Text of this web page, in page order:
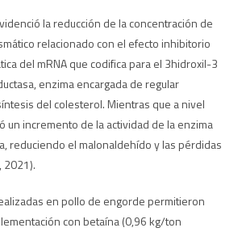
la reducción de la concentración de
relacionado con el efecto inhibitorio
del mRNA que codifica para el 3hidroxil-3
enzima encargada de regular
del colesterol. Mientras que a nivel
un incremento de la actividad de la enzima
reduciendo el malonaldehído y las pérdidas
2021).
en pollo de engorde permitieron
con betaína (0,96 kg/ton